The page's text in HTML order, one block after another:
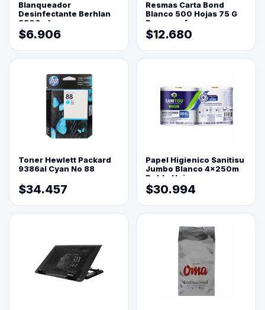
Blanqueador
Desinfectante Berhlan
3800ml
$6.906
Resmas Carta Bond
Blanco 500 Hojas 75 G
Reprograf.
$12.680
Toner Hewlett Packard
9386al Cyan No 88
$34.457
Papel Higienico Sanitisu
Jumbo Blanco 4x250m
Doble Hoja
$30.994